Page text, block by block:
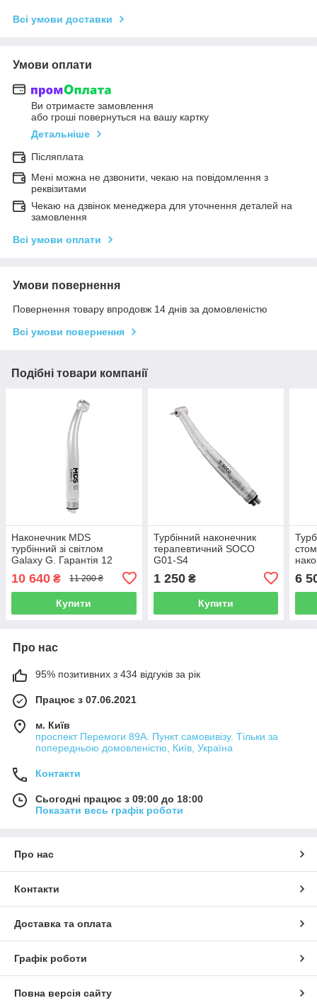
Всі умови доставки
Умови оплати
Ви отримаєте замовлення
або гроші повернуться на вашу картку
Детальніше
Післяплата
Мені можна не дзвонити, чекаю на повідомлення з
реквізитами
Чекаю на дзвінок менеджера для уточнення деталей на
замовлення
Всі умови оплати
Умови повернення
Повернення товару впродовж 14 днів за домовленістю
Всі умови повернення
Подібні товари компанії
Наконечник MDS
турбінний зі світлом
Galaxy G. Гарантія 12
10 640 ₴ 11 200 ₴
Купити
Турбінний наконечник
терапевтичний SOCO
G01-S4
1 250₴
Купити
6
Про нас
95% позитивних з 434 відгуків за рік
Працює з 07.06.2021
м. Київ
проспект Перемоги 89А. Пункт самовивізу. Тільки за
попередньою домовленістю, Київ, Україна
Контакти
Сьогодні працює з 09:00 до 18:00
Показати весь графік роботи
Про нас
Контакти
Доставка та оплата
Графік роботи
Повна версія сайту